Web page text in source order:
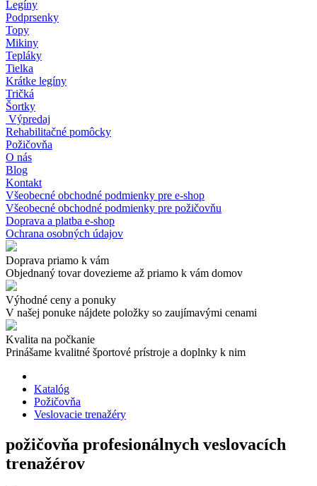
Legíny
Podprsenky
Topy
Mikiny
Tepláky
Tielka
Krátke legíny
Tričká
Šortky
Výpredaj
Rehabilitačné pomôcky
Požičovňa
O nás
Blog
Kontakt
Všeobecné obchodné podmienky pre e-shop
Všeobecné obchodné podmienky pre požičovňu
Doprava a platba e-shop
Ochrana osobných údajov
Doprava priamo k vám
Objednaný tovar dovezieme až priamo k vám domov
Výhodné ceny a ponuky
V našej ponuke nájdete položky so zaujímavými cenami
Kvalita na počkanie
Prinášame kvalitné športové prístroje a doplnky k nim
Katalóg
Požičovňa
Veslovacie trenažéry
požičovňa profesionálnych veslovacích
trenažérov